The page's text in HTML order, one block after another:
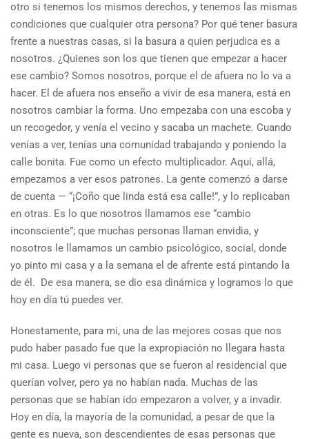
otro si tenemos los mismos derechos, y tenemos las mismas
condiciones que cualquier otra persona? Por qué tener basura
frente a nuestras casas, si la basura a quien perjudica es a
nosotros. ¿Quienes son los que tienen que empezar a hacer
ese cambio? Somos nosotros, porque el de afuera no lo va a
hacer. El de afuera nos enseño a vivir de esa manera, está en
nosotros cambiar la forma. Uno empezaba con una escoba y
un recogedor, y venía el vecino y sacaba un machete. Cuando
venías a ver, tenías una comunidad trabajando y poniendo la
calle bonita. Fue como un efecto multiplicador. Aquí, allá,
empezamos a ver esos patrones. La gente comenzó a darse
de cuenta — “¡Coño que linda está esa calle!”, y lo replicaban
en otras. Es lo que nosotros llamamos ese “cambio
inconsciente”; que muchas personas llaman envidia, y
nosotros le llamamos un cambio psicológico, social, donde
yo pinto mi casa y a la semana el de afrente está pintando la
de él. De esa manera, se dio esa dinámica y logramos lo que
hoy en día tú puedes ver.
Honestamente, para mi, una de las mejores cosas que nos
pudo haber pasado fue que la expropiación no llegara hasta
mi casa. Luego vi personas que se fueron al residencial que
querían volver, pero ya no habían nada. Muchas de las
personas que se habían ido empezaron a volver, y a invadir.
Hoy en día, la mayoría de la comunidad, a pesar de que la
gente es nueva, son descendientes de esas personas que